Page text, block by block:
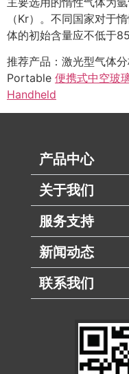
（Kr）。不同国家对于
体的初始含量应不低于
推荐产品：激光型气体
Portable 便携式中空玻
Handheld
产品中心
关于我们
服务支持
新闻动态
联系我们